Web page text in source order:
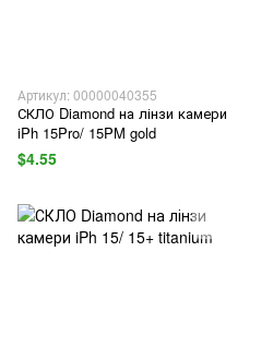
Артикул: 00000040355
СКЛО Diamond на лінзи камери
iPh 15Pro/ 15PM gold
$4.55